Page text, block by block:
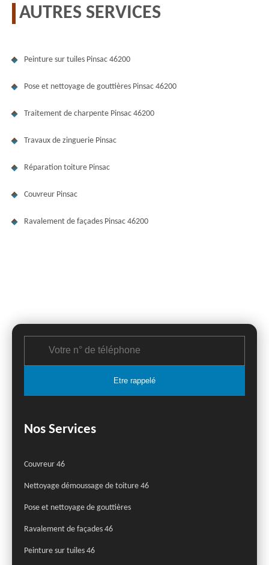
AUTRES SERVICES
Peinture sur tuiles Pinsac 46200
Pose et nettoyage de gouttières Pinsac 46200
Traitement de charpente Pinsac 46200
Travaux de zinguerie Pinsac
Réparation toiture Pinsac
Couvreur Pinsac
Ravalement de façades Pinsac 46200
Nos Services
Couvreur 46
Nettoyage démoussage de toiture 46
Pose et nettoyage de gouttières
Ravalement de façades 46
Peinture sur tuiles 46